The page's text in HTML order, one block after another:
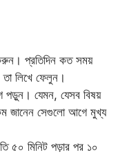
প্রতিদিন কত সময়
লিখে ফেলুন।
পড়ুন। যেমন, যেসব বিষয়
জানেন সেগুলো আগে মুখ্য
৫০ মিনিট পড়ার পর ১০